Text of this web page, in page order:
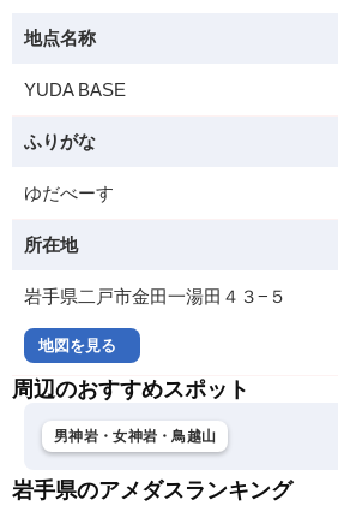
地点名称
YUDA BASE
ふりがな
ゆだべーす
所在地
岩手県二戸市金田一湯田４３−５
地図を見る
周辺のおすすめスポット
男神岩・女神岩・鳥越山
岩手県のアメダスランキング